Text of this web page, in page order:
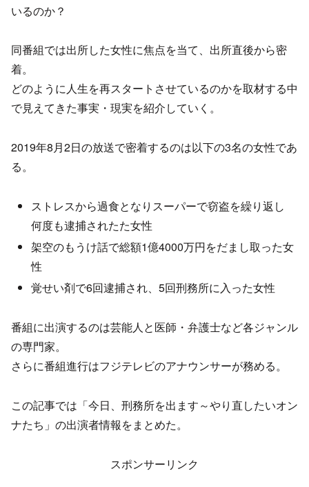
いるのか？
同番組では出所した女性に焦点を当て、出所直後から密
着。
どのように人生を再スタートさせているのかを取材する中
で見えてきた事実・現実を紹介していく。
2019年8月2日の放送で密着するのは以下の3名の女性であ
る。
ストレスから過食となりスーパーで窃盗を繰り返し
何度も逮捕されたた女性
架空のもうけ話で総額1億4000万円をだまし取った女
性
覚せい剤で6回逮捕され、5回刑務所に入った女性
番組に出演するのは芸能人と医師・弁護士など各ジャンル
の専門家。
さらに番組進行はフジテレビのアナウンサーが務める。
この記事では「今日、刑務所を出ます～やり直したいオン
ナたち」の出演者情報をまとめた。
スポンサーリンク